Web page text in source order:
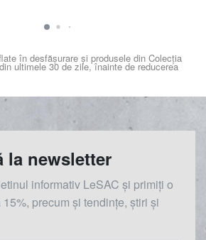
în desfășurare și produsele din Colecția
ultimele 30 de zile, înainte de reducerea
la newsletter
informativ LeSAC și primiți o
15%, precum și tendințe, știri și